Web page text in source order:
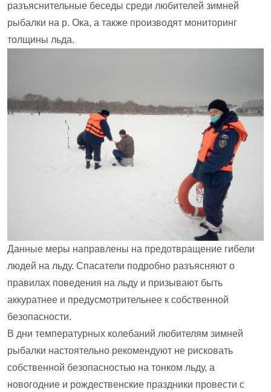
разъяснительные беседы среди любителей зимней
рыбалки на р. Ока, а также производят мониторинг
толщины льда.
Данные меры направлены на предотвращение гибели
людей на льду. Спасатели подробно разъясняют о
правилах поведения на льду и призывают быть
аккуратнее и предусмотрительнее к собственной
безопасности.
В дни температурных колебаний любителям зимней
рыбалки настоятельно рекомендуют не рисковать
собственной безопасностью на тонком льду, а
новогодние и рождественские праздники провести с